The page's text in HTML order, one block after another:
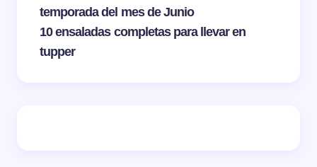
temporada del mes de Junio
10 ensaladas completas para llevar en
tupper